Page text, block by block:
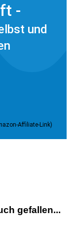
-
und
Affiliate-Link)
gefallen...